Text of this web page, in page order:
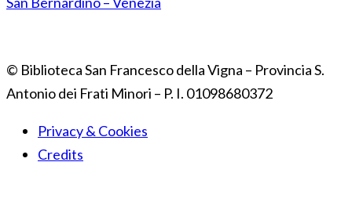
© Biblioteca San Francesco della Vigna – Provincia S.
Antonio dei Frati Minori – P. I. 01098680372
Privacy & Cookies
Credits